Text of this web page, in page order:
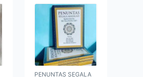
PENUNTAS SEGALA